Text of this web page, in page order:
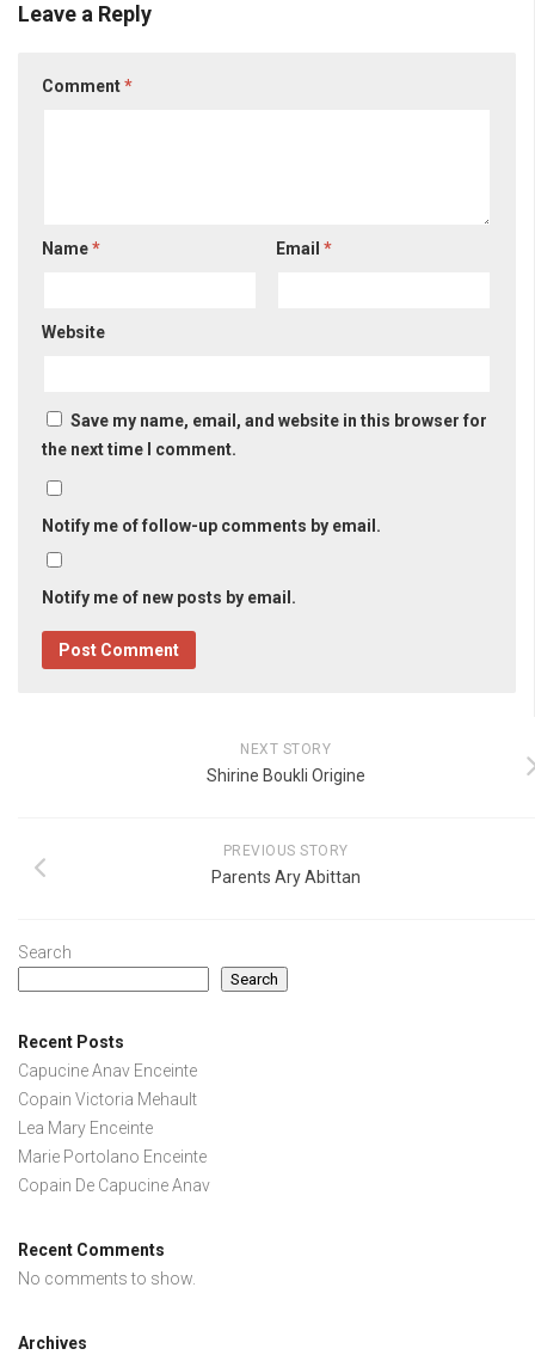
Leave a Reply
Comment*
Name* Email*
Website
Save my name, email, and website in this browser for
the next time I comment.
Notify me of follow-up comments by email.
Notify me of new posts by email.
NEXT STORY
Shirine Boukli Origine
PREVIOUS STORY
Parents Ary Abittan
Search
Search
Recent Posts
Capucine Anav Enceinte
Copain Victoria Mehault
Lea Mary Enceinte
Marie Portolano Enceinte
Copain De Capucine Anav
Recent Comments
No comments to show.
Archives